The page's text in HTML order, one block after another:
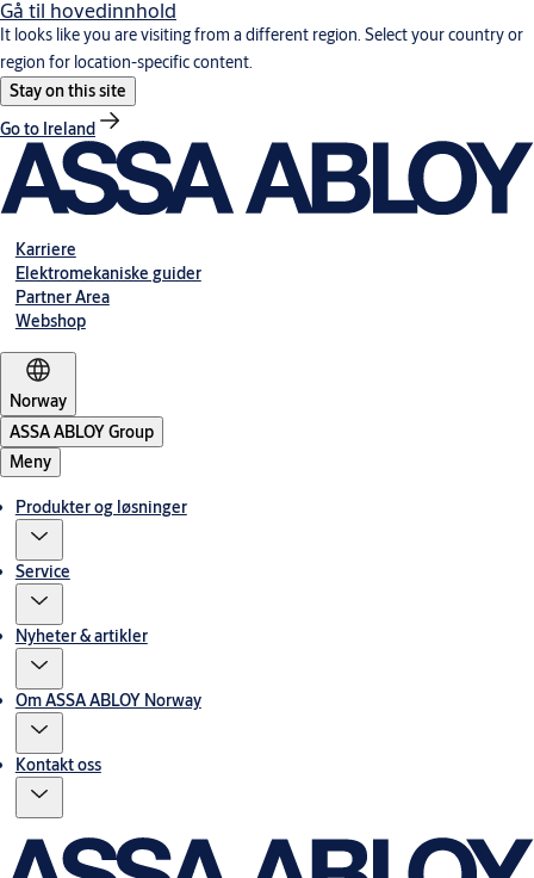
Gå til hovedinnhold
It looks like you are visiting from a different region. Select your country or
region for location-specific content.
Stay on this site
Go to Ireland
Karriere
Elektromekaniske guider
Partner Area
Webshop
Norway
ASSA ABLOY Group
Meny
Produkter og løsninger
Service
Nyheter & artikler
Om ASSA ABLOY Norway
Kontakt oss